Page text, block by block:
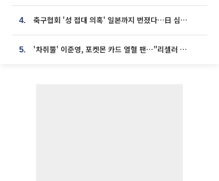
4. 축구협회 '성 접대 의혹' 일본까지 번졌다…日 심판 실명 공개
5. '차쥐뿔' 이준영, 포켓몬 카드 열혈 팬⋯"리셀러 처단할 것"